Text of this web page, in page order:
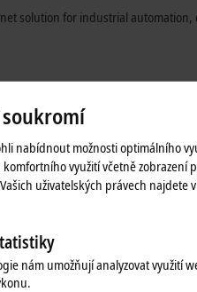
solution for industrial
nabídnout možnosti optimálního
využití včetně zobrazení
uživatelských právech najdete
nám umožňují analyzovat využití